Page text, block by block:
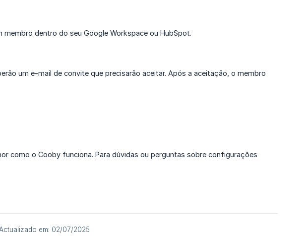
dentro do seu Google Workspace ou HubSpot.
um e-mail de convite que precisarão aceitar. Após a aceitação, o membro
como o Cooby funciona. Para dúvidas ou perguntas sobre configurações
em: 02/07/2025